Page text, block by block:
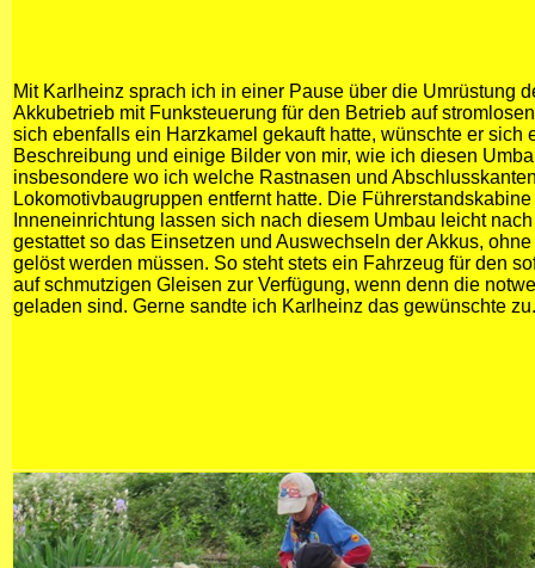
Mit Karlheinz sprach ich in einer Pause über die Umrüstung
Akkubetrieb mit Funksteuerung für den Betrieb auf
sich ebenfalls ein Harzkamel gekauft hatte, wünschte er sich
Beschreibung und einige Bilder von mir, wie ich diesen
insbesondere wo ich welche Rastnasen und
Lokomotivbaugruppen entfernt hatte. Die
Inneneinrichtung lassen sich nach diesem Umbau leicht
gestattet so das Einsetzen und Auswechseln der Akkus,
gelöst werden müssen. So steht stets ein Fahrzeug für den
auf schmutzigen Gleisen zur Verfügung, wenn denn die
geladen sind. Gerne sandte ich Karlheinz das gewünschte zu.